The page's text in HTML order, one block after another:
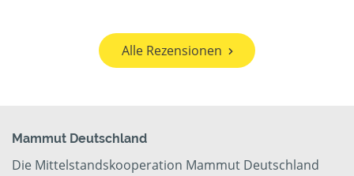
Alle Rezensionen
Mammut Deutschland
Die Mittelstandskooperation Mammut Deutschland